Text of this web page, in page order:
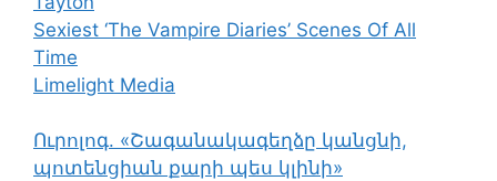
Sexiest ‘The Vampire Diaries’ Scenes Of All
Time
Limelight Media
Ուրոլոգ. «Շագանակագեղձը կանցնի,
պոտենցիան քարի պես կլինի»